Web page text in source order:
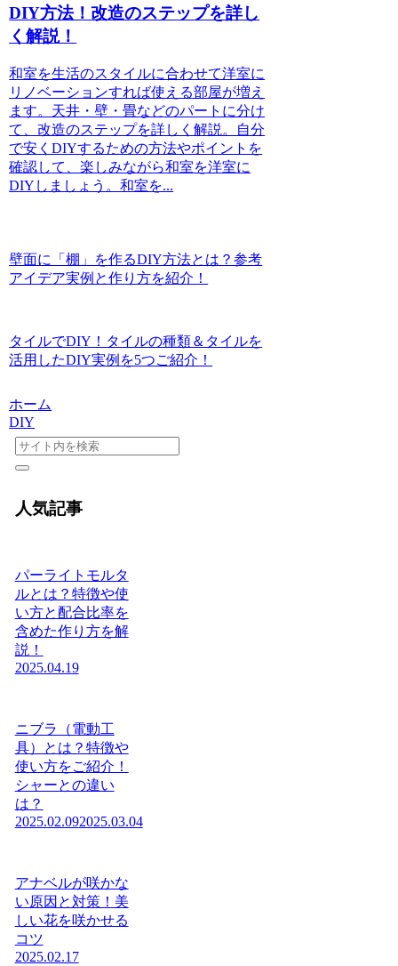
DIY方法！改造のステップを詳し
く解説！
和室を生活のスタイルに合わせて洋室に
リノベーションすれば使える部屋が増え
ます。天井・壁・畳などのパートに分け
て、改造のステップを詳しく解説。自分
で安くDIYするための方法やポイントを
確認して、楽しみながら和室を洋室に
DIYしましょう。和室を...
壁面に「棚」を作るDIY方法とは？参考
アイデア実例と作り方を紹介！
タイルでDIY！タイルの種類＆タイルを
活用したDIY実例を5つご紹介！
ホーム
DIY
人気記事
パーライトモルタ
ルとは？特徴や使
い方と配合比率を
含めた作り方を解
説！
2025.04.19
ニブラ（電動工
具）とは？特徴や
使い方をご紹介！
シャーとの違い
は？
2025.02.092025.03.04
アナベルが咲かな
い原因と対策！美
しい花を咲かせる
コツ
2025.02.17